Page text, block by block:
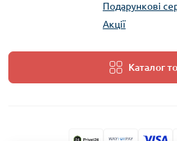
Подарункові
Акції
Каталог